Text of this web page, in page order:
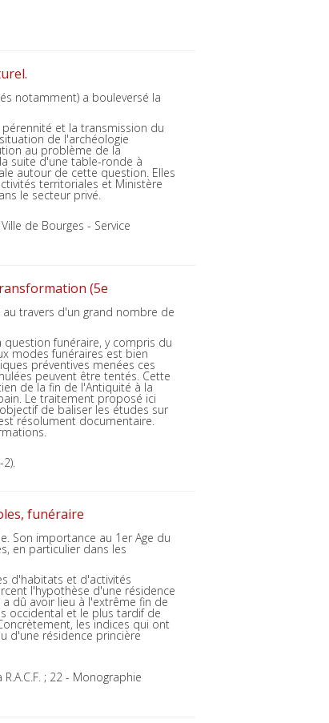
notamment) a bouleversé la
et la transmission du
de l'archéologie
au problème de la
suite d'une table-ronde à
autour de cette question. Elles
territoriales et Ministère
le secteur privé.
de Bourges - Service
(5e
travers d'un grand nombre de
question funéraire, y compris du
modes funéraires est bien
préventives menées ces
peuvent être tentés. Cette
de la fin de l'Antiquité à la
Le traitement proposé ici
de baliser les études sur
résolument documentaire.
funéraire
Son importance au 1er Age du
en particulier dans les
d'habitats et d'activités
l'hypothèse d'une résidence
dû avoir lieu à l'extrême fin de
occidental et le plus tardif de
les indices qui ont
d'une résidence princière
; 22 - Monographie